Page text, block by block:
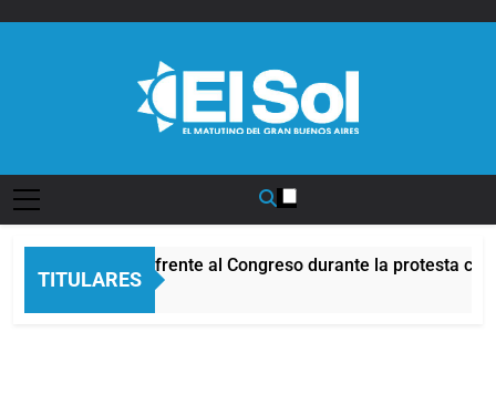
TITULARES
Incidentes frente al Congreso durante la protesta
4 Horas Atrás